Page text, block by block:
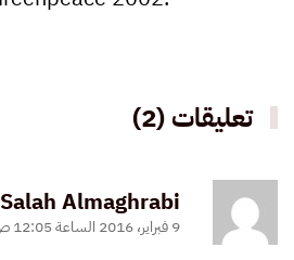
تعليقات (2)
Salah Almaghrabi
9 فبراير، 2016 الساعة 12:05 ص